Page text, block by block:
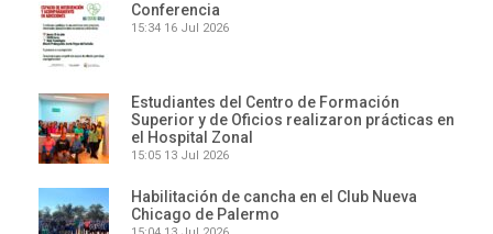
Conferencia
15:34 16 Jul 2026
Estudiantes del Centro de Formación
Superior y de Oficios realizaron prácticas en
el Hospital Zonal
15:05 13 Jul 2026
Habilitación de cancha en el Club Nueva
Chicago de Palermo